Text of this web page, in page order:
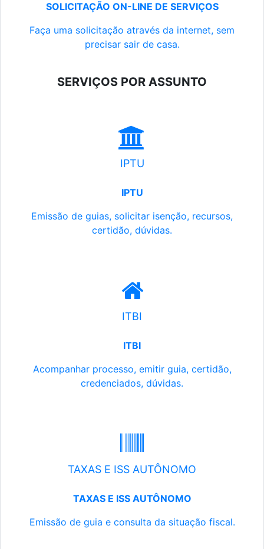
SOLICITAÇÃO ON-LINE DE SERVIÇOS
Faça uma solicitação através da internet, sem
precisar sair de casa.
SERVIÇOS POR ASSUNTO
IPTU
IPTU
Emissão de guias, solicitar isenção, recursos,
certidão, dúvidas.
ITBI
ITBI
Acompanhar processo, emitir guia, certidão,
credenciados, dúvidas.
TAXAS E ISS AUTÔNOMO
TAXAS E ISS AUTÔNOMO
Emissão de guia e consulta da situação fiscal.